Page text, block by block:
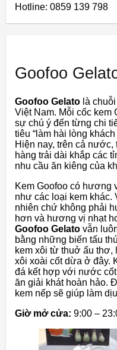
Hotline: 0859 139 798
Goofoo
Goofoo Gelato là
Việt Nam. Mỗi cốc kem
sự chú ý đến từng chi
tiêu “làm hài lòng
Hiện nay, trên cả
hàng trải dài khắp các
nhu cầu ăn kiêng của
Kem Goofoo có hương
như các loại kem
nhiên chứ không phải
hơn và hương vị nhạt
Goofoo Gelato vẫn
bằng những biến tấu
kem xôi từ thuở ấu thơ,
xôi xoài cốt dừa ở đây.
đá kết hợp với nước
ăn giải khát hoàn hảo.
kem nếp sẽ giúp làm
Giờ mở cửa: 9:00 –